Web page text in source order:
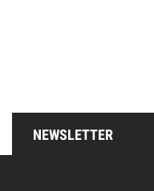
NEWSLETTER